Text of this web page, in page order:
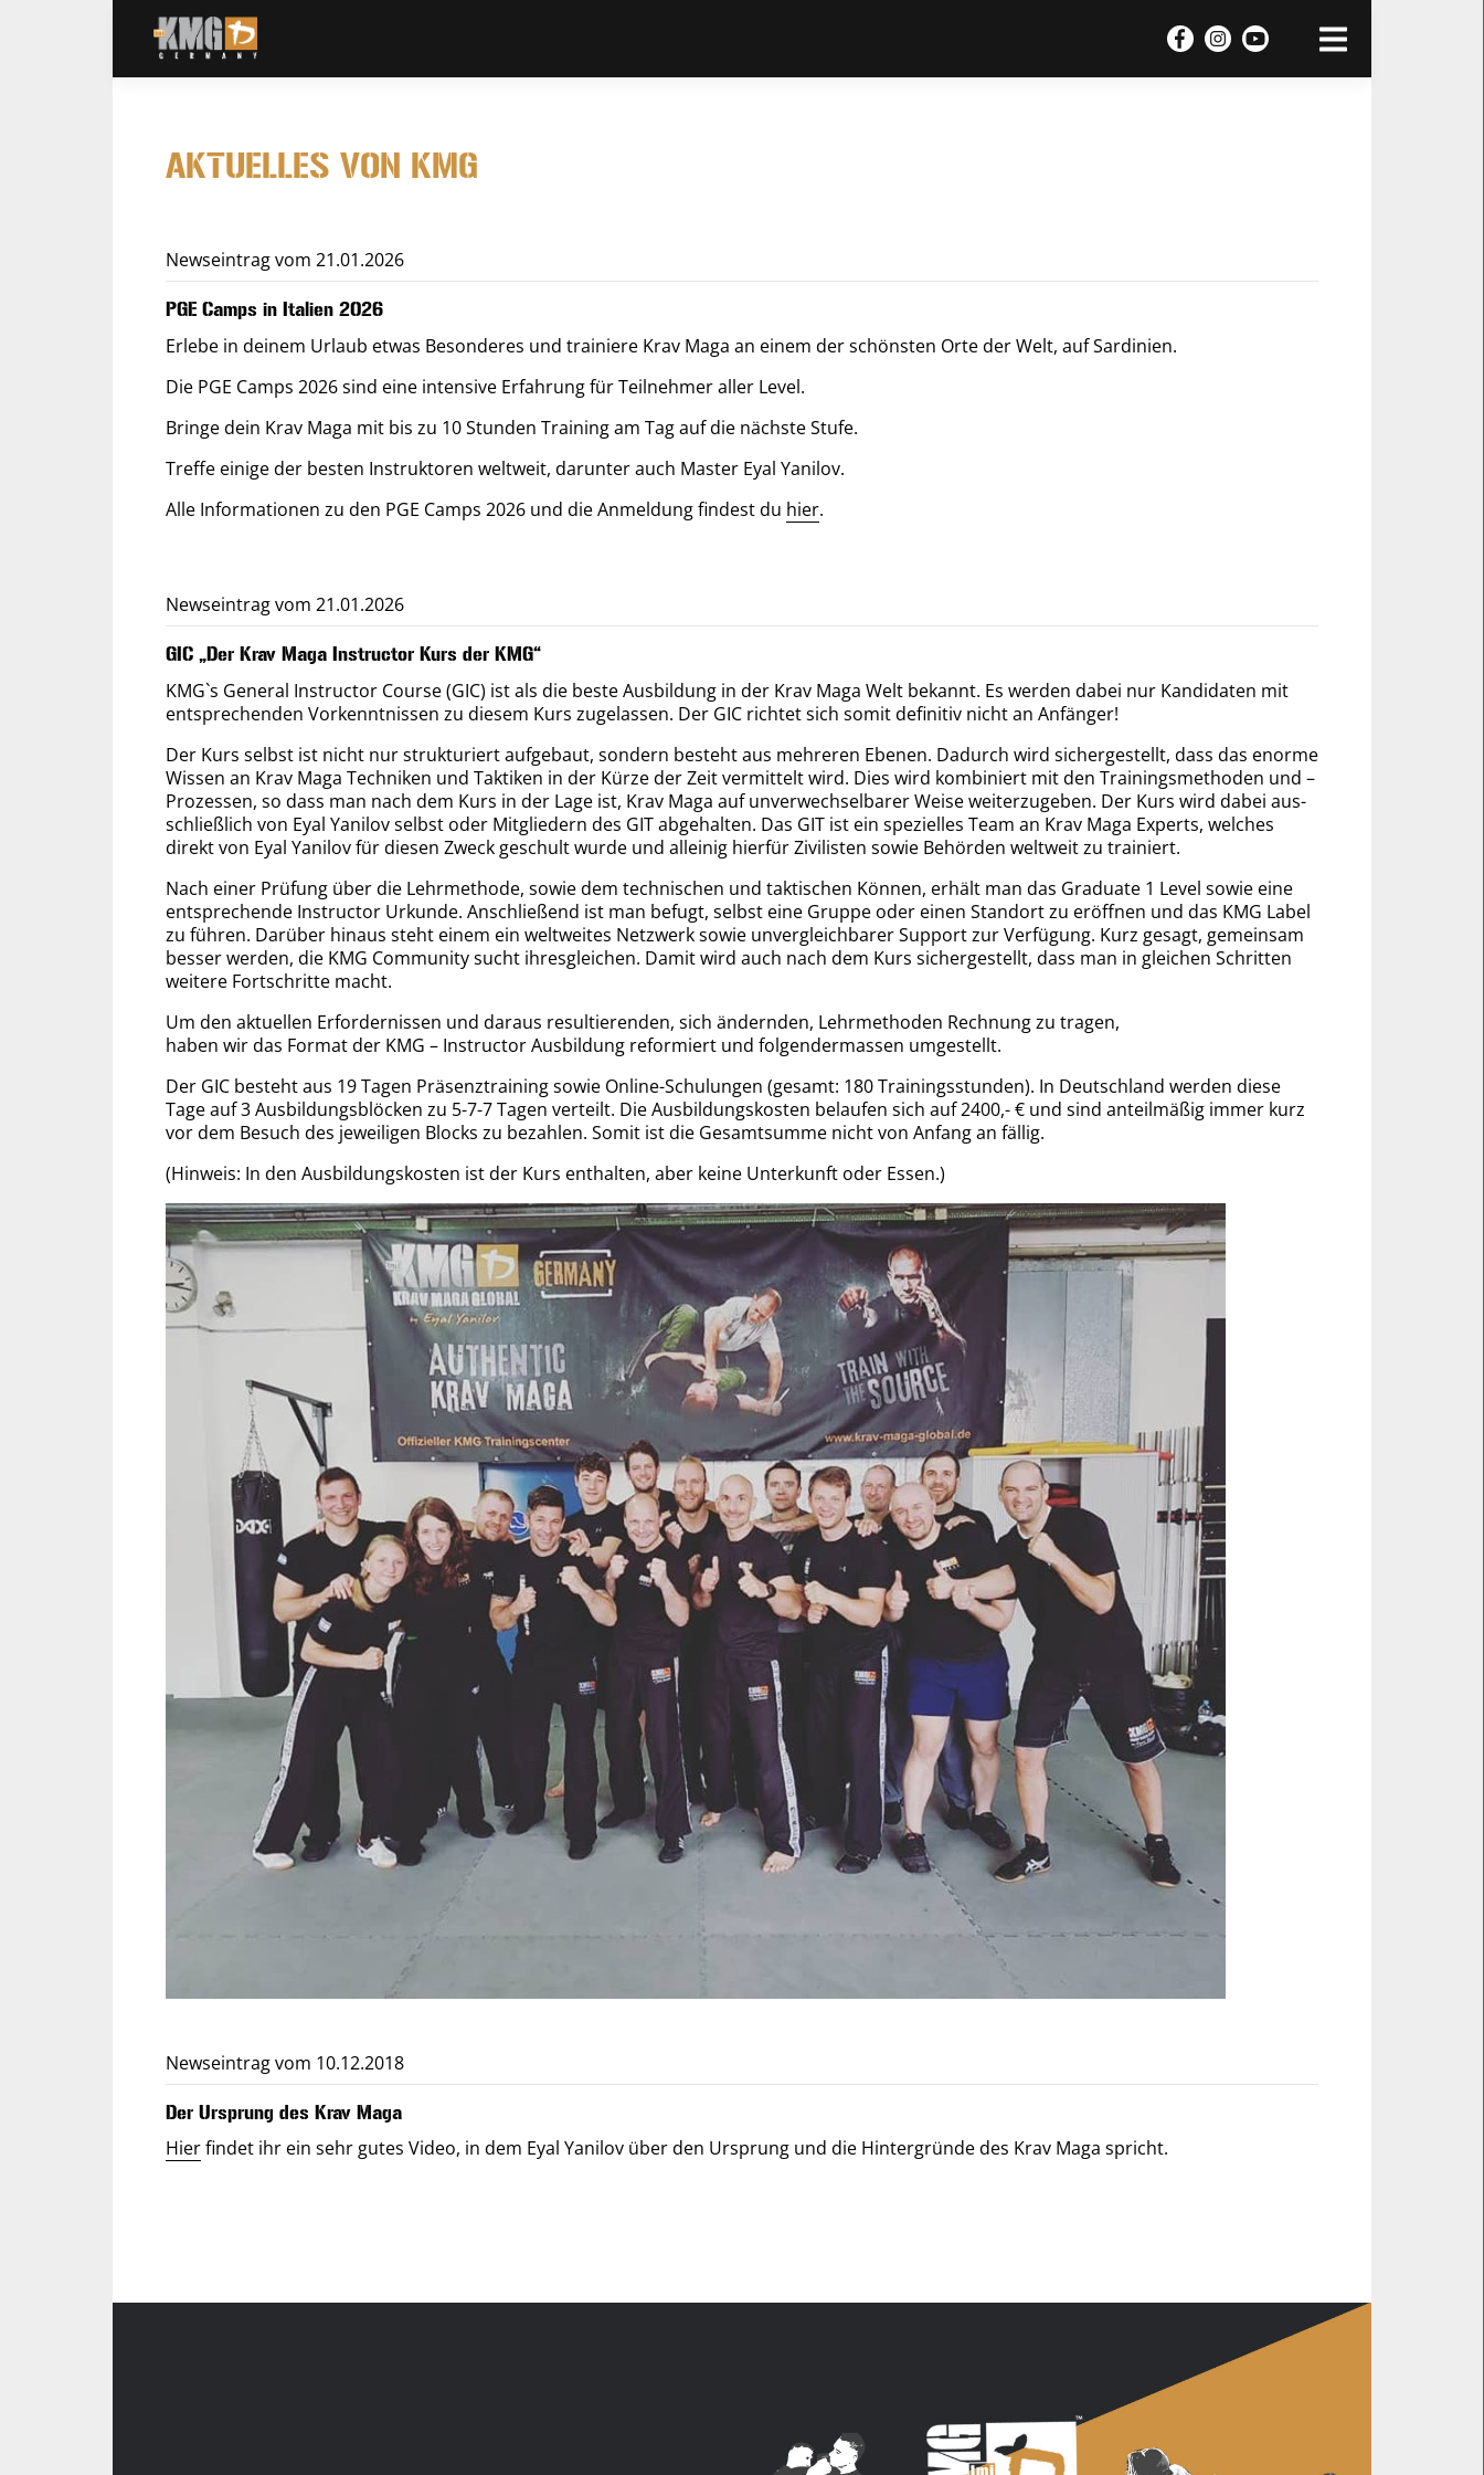
AKTUELLES VON KMG
Newseintrag vom 21.01.2026
PGE Camps in Italien 2026
Erlebe in deinem Urlaub etwas Besonderes und trainiere Krav Maga an einem der schönsten Orte der Welt, auf Sardinien.
Die PGE Camps 2026 sind eine intensive Erfahrung für Teilnehmer aller Level.
Bringe dein Krav Maga mit bis zu 10 Stunden Training am Tag auf die nächste Stufe.
Treffe einige der besten Instruktoren weltweit, darunter auch Master Eyal Yanilov.
Alle Informationen zu den PGE Camps 2026 und die Anmeldung findest du hier.
Newseintrag vom 21.01.2026
GIC „Der Krav Maga Instructor Kurs der KMG“
KMG`s General Instructor Course (GIC) ist als die beste Aus­bildung in der Krav Maga Welt bekannt. Es werden dabei nur Kandi­daten mit
ent­sprechen­den Vor­kennt­nissen zu diesem Kurs zuge­lassen. Der GIC richtet sich somit definitiv nicht an Anfänger!
Der Kurs selbst ist nicht nur strukturiert auf­ge­baut, sondern besteht aus mehreren Ebenen. Dadurch wird sicher­ge­stellt, dass das enorme
Wissen an Krav Maga Techniken und Taktiken in der Kürze der Zeit ver­mittelt wird. Dies wird kombi­niert mit den Trai­nings­metho­den und –
Prozessen, so dass man nach dem Kurs in der Lage ist, Krav Maga auf un­ver­wechsel­barer Weise weiter­zu­geben. Der Kurs wird dabei aus­
schließ­lich von Eyal Yanilov selbst oder Mit­gliedern des GIT abge­halten. Das GIT ist ein spezielles Team an Krav Maga Experts, welches
direkt von Eyal Yanilov für diesen Zweck ge­schult wurde und alleinig hier­für Zivi­listen sowie Behörden welt­weit zu trainiert.
Nach einer Prüfung über die Lehr­methode, sowie dem technischen und taktischen Können, erhält man das Graduate 1 Level sowie eine
ent­sprechen­de Instructor Urkunde. Anschließend ist man befugt, selbst eine Gruppe oder einen Standort zu er­öffnen und das KMG Label
zu führen. Darüber hinaus steht einem ein welt­weites Netz­werk sowie un­ver­gleich­barer Support zur Ver­fügung. Kurz gesagt, gemein­sam
besser werden, die KMG Community sucht ihres­gleichen. Damit wird auch nach dem Kurs sicher­ge­stellt, dass man in gleichen Schritten
weitere Fort­schritte macht.
Um den aktuellen Erfordernissen und daraus resultierenden, sich ändernden, Lehrmethoden Rechnung zu tragen,
haben wir das Format der KMG – Instructor Ausbildung reformiert und folgendermassen umgestellt.
Der GIC besteht aus 19 Tagen Präsenztraining sowie Online-Schulungen (gesamt: 180 Trai­nings­stun­den). In Deutsch­land werden diese
Tage auf 3 Aus­bil­dungs­blöcken zu 5-7-7 Tagen ver­teilt. Die Aus­bil­dungs­kosten be­laufen sich auf 2400,- € und sind an­teil­mäßig immer kurz
vor dem Besuch des je­weili­gen Blocks zu be­zahlen. Somit ist die Gesamt­summe nicht von Anfang an fällig.
(Hinweis: In den Aus­bil­dungs­kosten ist der Kurs ent­halten, aber keine Unter­kunft oder Essen.)
Newseintrag vom 10.12.2018
Der Ursprung des Krav Maga
Hierfindet ihr ein sehr gutes Video, in dem Eyal Yanilov über den Ursprung und die Hintergründe des Krav Maga spricht.